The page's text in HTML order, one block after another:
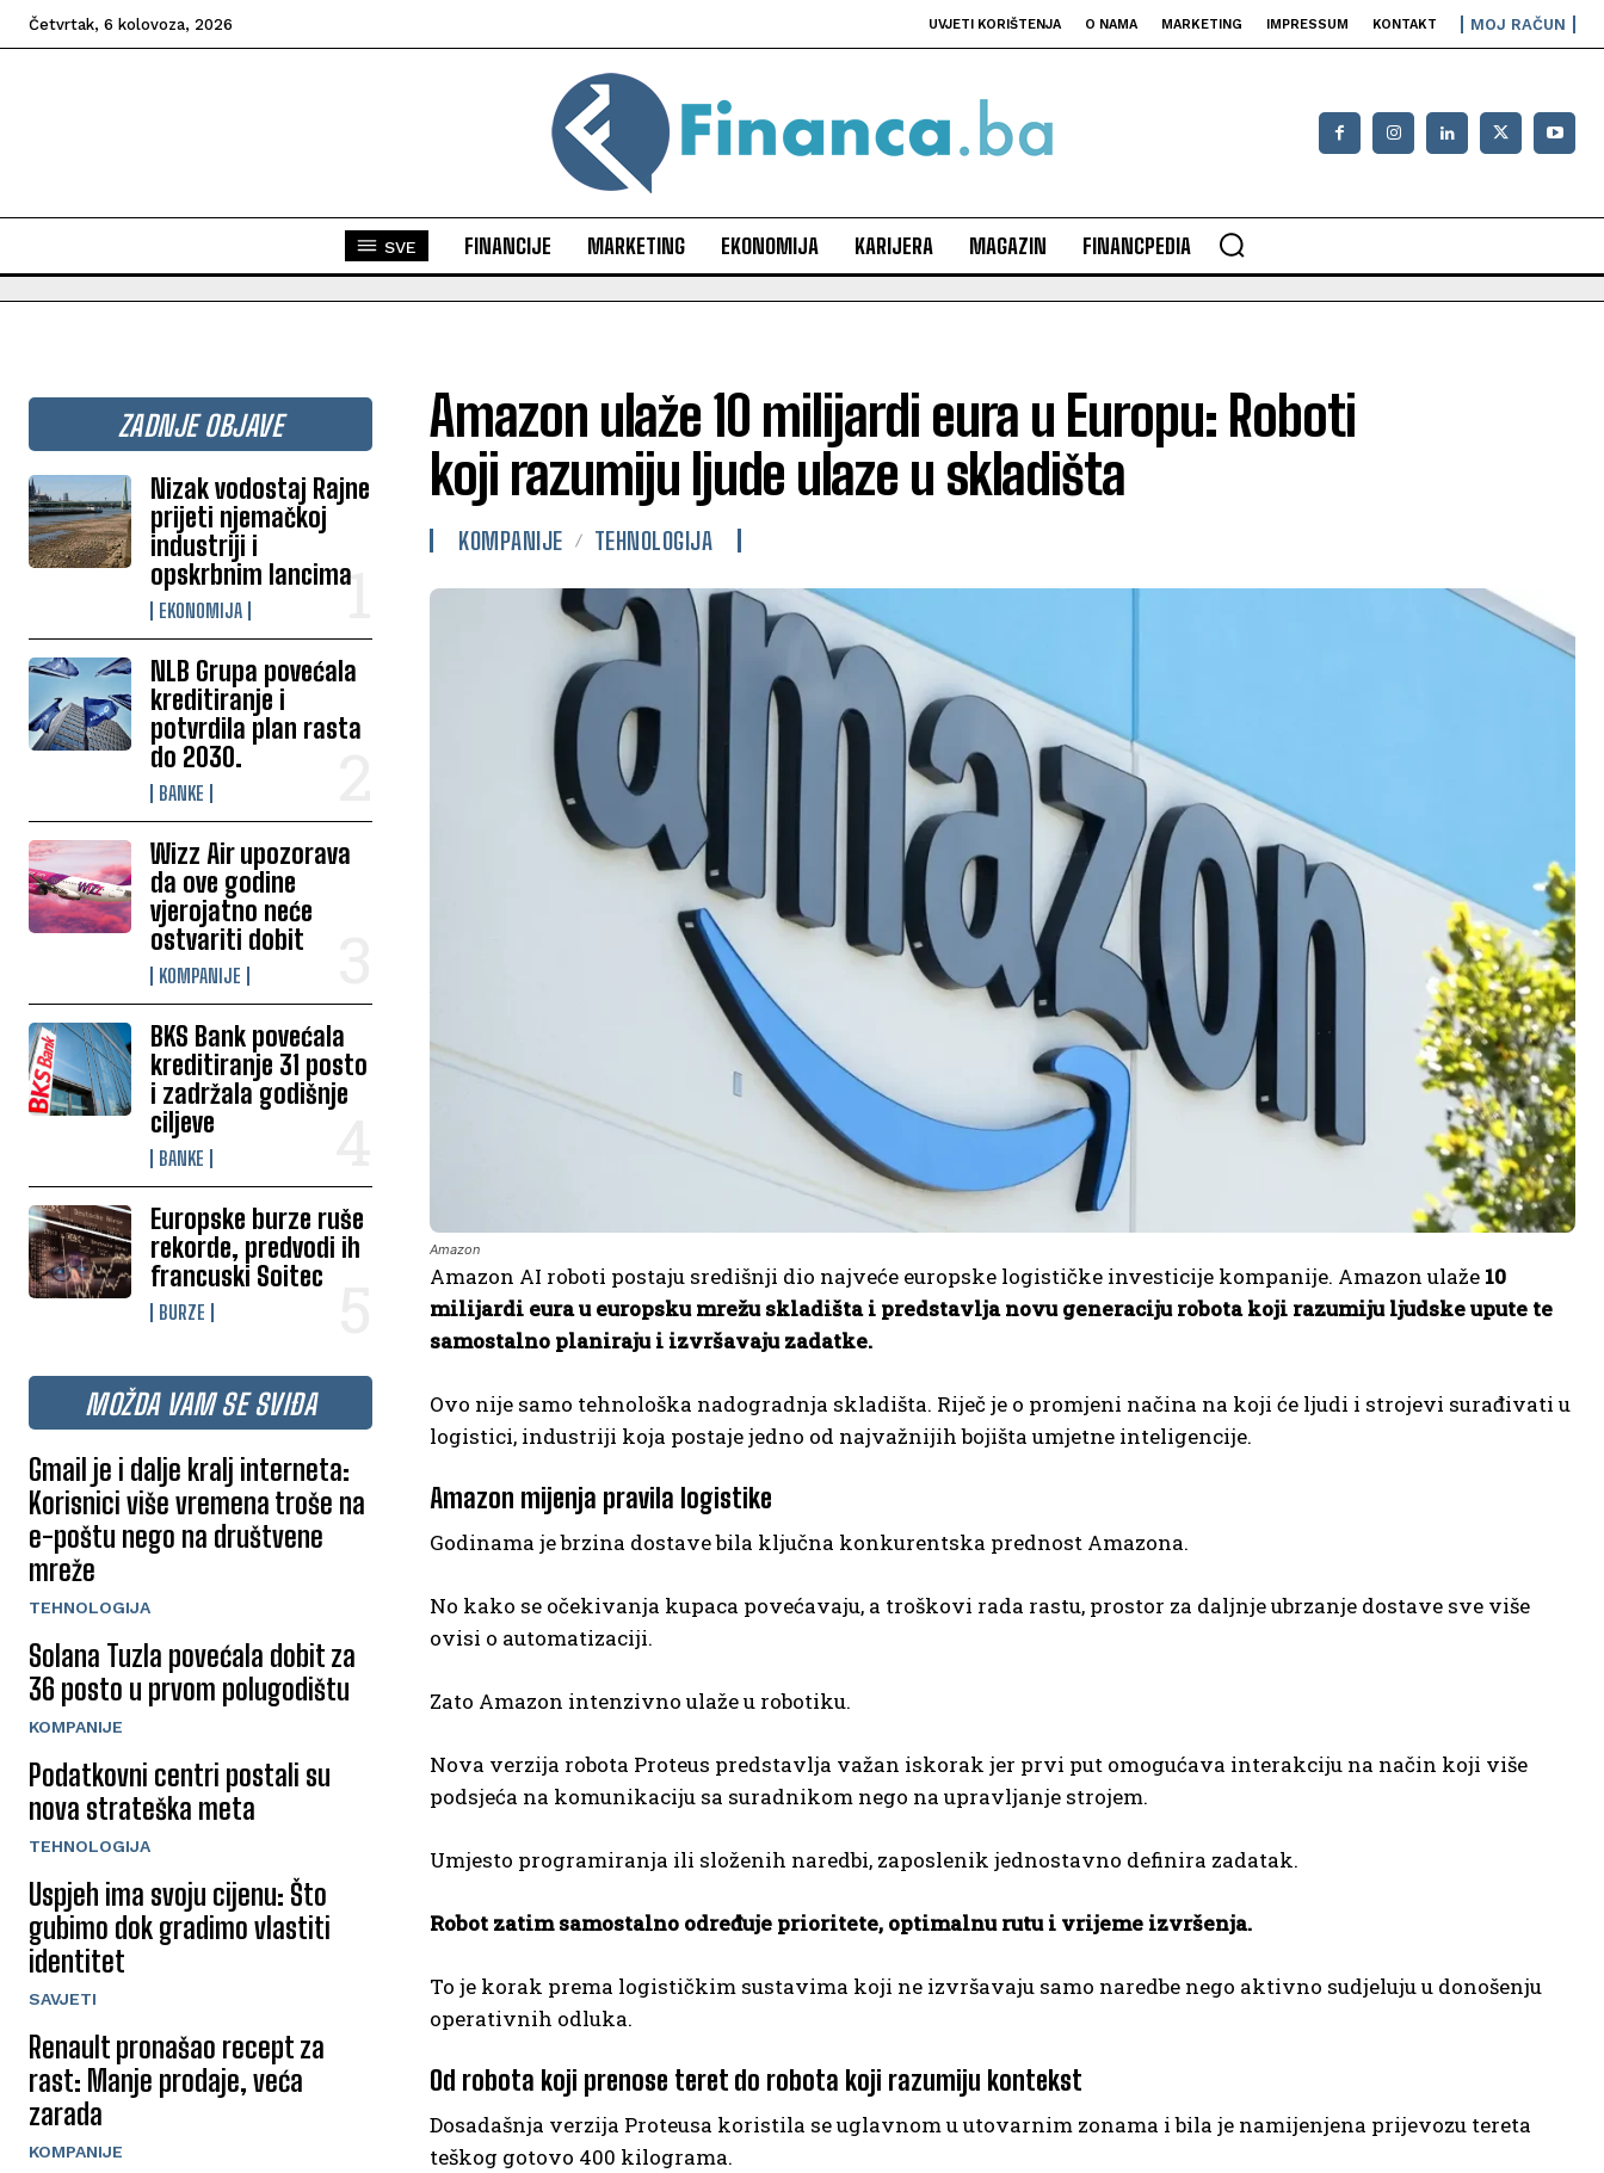
Četvrtak, 6 kolovoza, 2026 UVJETI KORIŠTENJA O NAMA MARKETING IMPRESSUM KONTAKT MOJ RAČUN
SVE FINANCIJE MARKETING EKONOMIJA KARIJERA MAGAZIN FINANCPEDIA
ZADNJE OBJAVE
Nizak vodostaj Rajne
prijeti njemačkoj
industriji i
opskrbnim lancima
EKONOMIJA
NLB Grupa povećala
kreditiranje i
potvrdila plan rasta
do 2030.
BANKE
Wizz Air upozorava
da ove godine
vjerojatno neće
ostvariti dobit
KOMPANIJE
BKS Bank povećala
kreditiranje 31 posto
i zadržala godišnje
ciljeve
BANKE
Europske burze ruše
rekorde, predvodi ih
francuski Soitec
BURZE
MOŽDA VAM SE SVIĐA
Gmail je i dalje kralj interneta:
Korisnici više vremena troše na
e-poštu nego na društvene
mreže
TEHNOLOGIJA
Solana Tuzla povećala dobit za
36 posto u prvom polugodištu
KOMPANIJE
Podatkovni centri postali su
nova strateška meta
TEHNOLOGIJA
Uspjeh ima svoju cijenu: Što
gubimo dok gradimo vlastiti
identitet
SAVJETI
Renault pronašao recept za
rast: Manje prodaje, veća
zarada
KOMPANIJE
Amazon ulaže 10 milijardi eura u Europu: Roboti
koji razumiju ljude ulaze u skladišta
KOMPANIJE TEHNOLOGIJA
Amazon
Amazon AI roboti postaju središnji dio najveće europske logističke investicije kompanije. Amazon ulaže 10
milijardi eura u europsku mrežu skladišta i predstavlja novu generaciju robota koji razumiju ljudske upute te
samostalno planiraju i izvršavaju zadatke.
Ovo nije samo tehnološka nadogradnja skladišta. Riječ je o promjeni načina na koji će ljudi i strojevi surađivati u
logistici, industriji koja postaje jedno od najvažnijih bojišta umjetne inteligencije.
Amazon mijenja pravila logistike
Godinama je brzina dostave bila ključna konkurentska prednost Amazona.
No kako se očekivanja kupaca povećavaju, a troškovi rada rastu, prostor za daljnje ubrzanje dostave sve više
ovisi o automatizaciji.
Zato Amazon intenzivno ulaže u robotiku.
Nova verzija robota Proteus predstavlja važan iskorak jer prvi put omogućava interakciju na način koji više
podsjeća na komunikaciju sa suradnikom nego na upravljanje strojem.
Umjesto programiranja ili složenih naredbi, zaposlenik jednostavno definira zadatak.
Robot zatim samostalno određuje prioritete, optimalnu rutu i vrijeme izvršenja.
To je korak prema logističkim sustavima koji ne izvršavaju samo naredbe nego aktivno sudjeluju u donošenju
operativnih odluka.
Od robota koji prenose teret do robota koji razumiju kontekst
Dosadašnja verzija Proteusa koristila se uglavnom u utovarnim zonama i bila je namijenjena prijevozu tereta
teškog gotovo 400 kilograma.